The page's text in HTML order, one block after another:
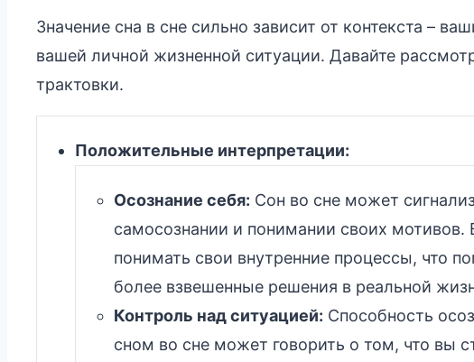
Значение сна в сне сильно зависит от контекста –
вашей личной жизненной ситуации. Давайте
трактовки.
Положительные интерпретации:
Осознание себя: Сон во сне может
самосознании и понимании своих мотивов.
понимать свои внутренние процессы, что
более взвешенные решения в реальной
Контроль над ситуацией: Способность
сном во сне может говорить о том, что вы